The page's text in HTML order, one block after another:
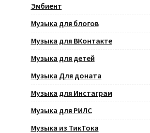
Эмбиент
Музыка для блогов
Музыка для ВКонтакте
Музыка для детей
Музыка Для доната
Музыка для Инстаграм
Музыка для РИЛС
Музыка из ТикТока